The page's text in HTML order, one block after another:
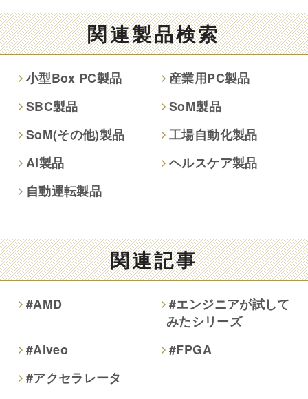
関連製品検索
小型Box PC製品
産業用PC製品
SBC製品
SoM製品
SoM(その他)製品
工場自動化製品
AI製品
ヘルスケア製品
自動運転製品
関連記事
#AMD
#エンジニアが試して
みたシリーズ
#Alveo
#FPGA
#アクセラレータ